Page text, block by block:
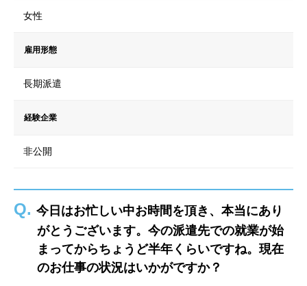
女性
雇用形態
長期派遣
経験企業
非公開
Q. 今日はお忙しい中お時間を頂き、本当にあり
がとうございます。今の派遣先での就業が始
まってからちょうど半年くらいですね。現在
のお仕事の状況はいかがですか？